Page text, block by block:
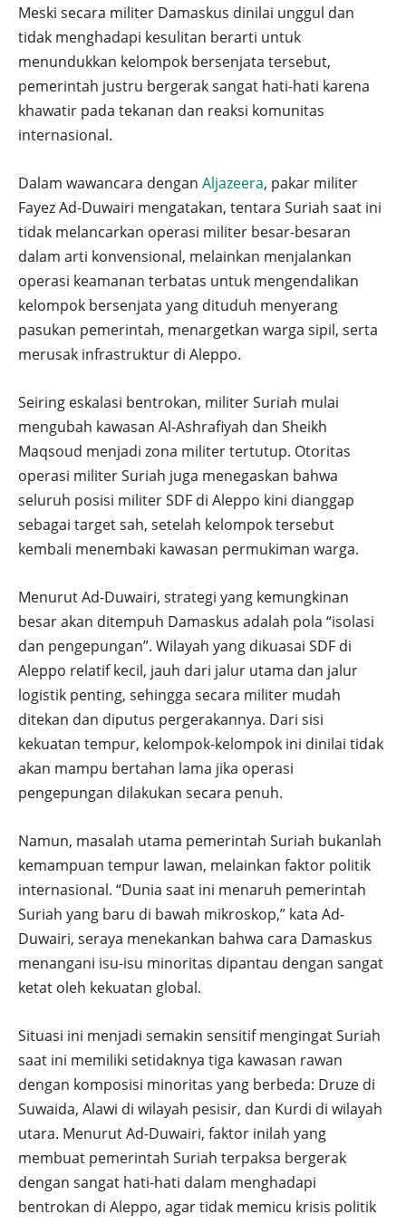
Meski secara militer Damaskus dinilai unggul dan
tidak menghadapi kesulitan berarti untuk
menundukkan kelompok bersenjata tersebut,
pemerintah justru bergerak sangat hati-hati karena
khawatir pada tekanan dan reaksi komunitas
internasional.
Dalam wawancara dengan Aljazeera, pakar militer
Fayez Ad-Duwairi mengatakan, tentara Suriah saat ini
tidak melancarkan operasi militer besar-besaran
dalam arti konvensional, melainkan menjalankan
operasi keamanan terbatas untuk mengendalikan
kelompok bersenjata yang dituduh menyerang
pasukan pemerintah, menargetkan warga sipil, serta
merusak infrastruktur di Aleppo.
Seiring eskalasi bentrokan, militer Suriah mulai
mengubah kawasan Al-Ashrafiyah dan Sheikh
Maqsoud menjadi zona militer tertutup. Otoritas
operasi militer Suriah juga menegaskan bahwa
seluruh posisi militer SDF di Aleppo kini dianggap
sebagai target sah, setelah kelompok tersebut
kembali menembaki kawasan permukiman warga.
Menurut Ad-Duwairi, strategi yang kemungkinan
besar akan ditempuh Damaskus adalah pola “isolasi
dan pengepungan”. Wilayah yang dikuasai SDF di
Aleppo relatif kecil, jauh dari jalur utama dan jalur
logistik penting, sehingga secara militer mudah
ditekan dan diputus pergerakannya. Dari sisi
kekuatan tempur, kelompok-kelompok ini dinilai tidak
akan mampu bertahan lama jika operasi
pengepungan dilakukan secara penuh.
Namun, masalah utama pemerintah Suriah bukanlah
kemampuan tempur lawan, melainkan faktor politik
internasional. “Dunia saat ini menaruh pemerintah
Suriah yang baru di bawah mikroskop,” kata Ad-
Duwairi, seraya menekankan bahwa cara Damaskus
menangani isu-isu minoritas dipantau dengan sangat
ketat oleh kekuatan global.
Situasi ini menjadi semakin sensitif mengingat Suriah
saat ini memiliki setidaknya tiga kawasan rawan
dengan komposisi minoritas yang berbeda: Druze di
Suwaida, Alawi di wilayah pesisir, dan Kurdi di wilayah
utara. Menurut Ad-Duwairi, faktor inilah yang
membuat pemerintah Suriah terpaksa bergerak
dengan sangat hati-hati dalam menghadapi
bentrokan di Aleppo, agar tidak memicu krisis politik